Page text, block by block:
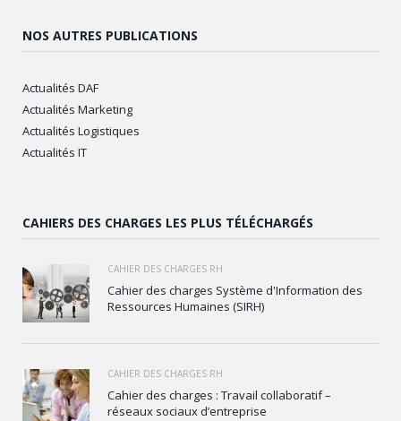
NOS AUTRES PUBLICATIONS
Actualités DAF
Actualités Marketing
Actualités Logistiques
Actualités IT
CAHIERS DES CHARGES LES PLUS TÉLÉCHARGÉS
CAHIER DES CHARGES RH
Cahier des charges Système d'Information des
Ressources Humaines (SIRH)
CAHIER DES CHARGES RH
Cahier des charges : Travail collaboratif –
réseaux sociaux d’entreprise